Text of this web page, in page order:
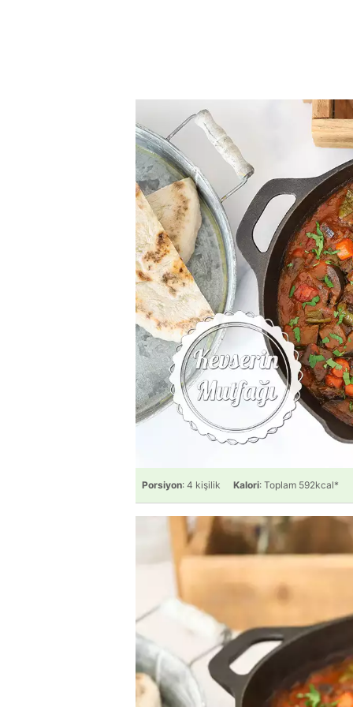
Porsiyon: 4 kişilik Kalori: Toplam 592kcal*